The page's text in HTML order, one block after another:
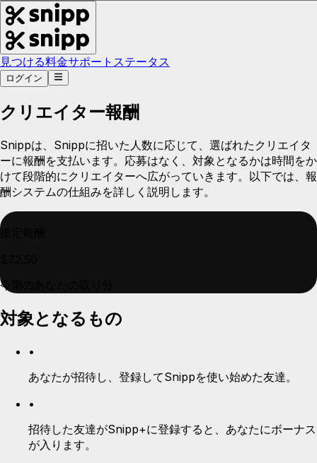
見つける料金サポート ステータス
ログイン
クリエイター報酬
Snippは、Snippに招いた人数に応じて、選ばれたクリエイタ
ーに報酬を支払います。応募はなく、対象となるかは時間をか
けて段階的にクリエイターへ広がっていきます。以下では、報
酬システムの仕組みを詳しく説明します。
推定報酬
今期のあなたの取り分
対象となるもの
•
あなたが招待し、登録してSnippを使い始めた友達。
•
招待した友達がSnipp+に登録すると、あなたにボーナス
が入ります。